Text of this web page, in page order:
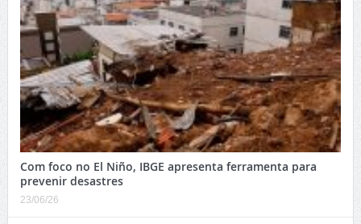
Com foco no El Niño, IBGE apresenta ferramenta para
prevenir desastres
23/06/26